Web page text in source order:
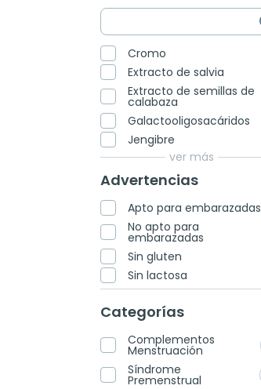
Cromo
Extracto de salvia
Extracto de semillas de
calabaza
Galactooligosacáridos
Jengibre
ver más
Advertencias
Apto para embarazadas
No apto para
embarazadas
Sin gluten
Sin lactosa
Categorías
Complementos
Menstruación
Síndrome
Premenstrual